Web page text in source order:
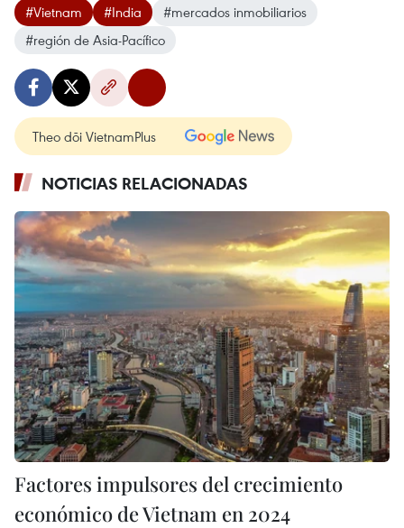
#Vietnam #India
#mercados inmobiliarios
#región de Asia-Pacífico
Theo dõi VietnamPlus
NOTICIAS RELACIONADAS
Factores impulsores del crecimiento
económico de Vietnam en 2024